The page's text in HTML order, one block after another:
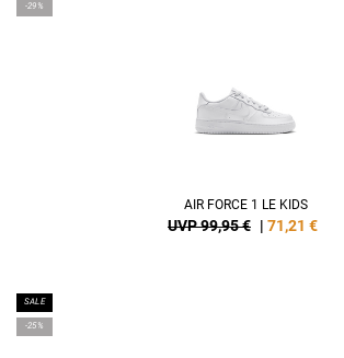
-29%
AIR FORCE 1 LE KIDS
UVP 99,95 € | 71,21 €
SALE
-25%